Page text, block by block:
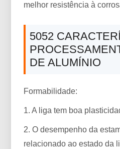
melhor resistência à
5052
DE ALUMÍNIO
Formabilidade:
1. A liga tem boa
2. O desempenho da
relacionado ao estado da